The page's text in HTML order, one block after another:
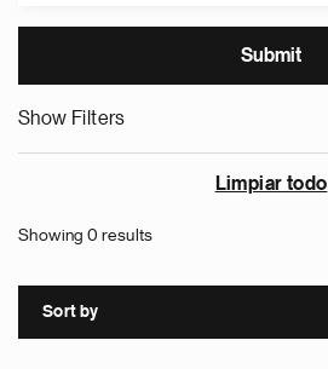
Show Filters
Limpiar todo
Showing 0 results
Sort by